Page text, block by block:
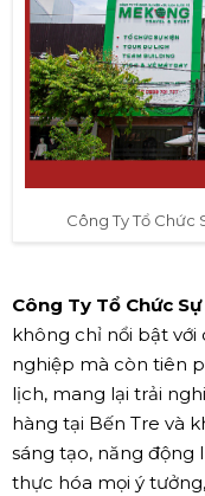
Công Ty Tổ Chức
Công Ty Tổ Chức
không chỉ nổi bật với
nghiệp mà còn tiên
lịch, mang lại trải
hàng tại Bến Tre và
sáng tạo, năng động
thực hóa mọi ý